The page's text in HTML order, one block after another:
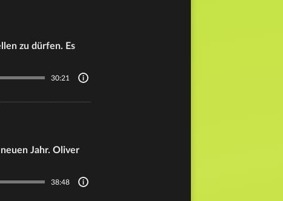
zu dürfen. Es
30:21
Jahr. Oliver
38:48